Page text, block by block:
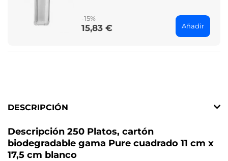
-15%
Price
15,83 € Añadir
DESCRIPCIÓN
Descripción 250 Platos, cartón
biodegradable gama Pure cuadrado 11 cm x
17,5 cm blanco